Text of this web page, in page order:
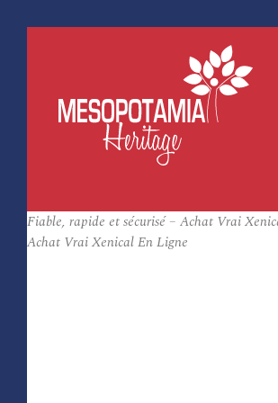
Fiable, rapide et sécurisé – Achat Vrai
Achat Vrai Xenical En Ligne